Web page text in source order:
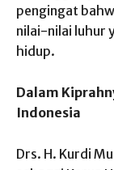
pengingat
nilai-nilai luhur
hidup.
Dalam
Indonesia
Drs. H. Kurdi